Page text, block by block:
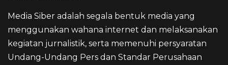
Media Siber adalah segala bentuk media yang
menggunakan wahana internet dan melaksanakan
kegiatan jurnalistik, serta memenuhi persyaratan
Undang-Undang Pers dan Standar Perusahaan